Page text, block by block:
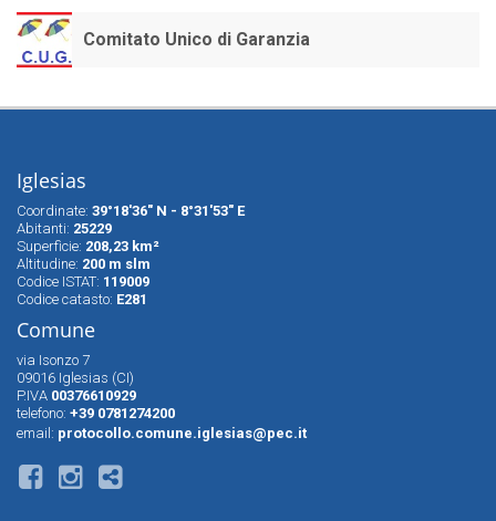
Comitato Unico di Garanzia
Iglesias
Coordinate: 39°18'36" N - 8°31'53" E
Abitanti: 25229
Superfìcie: 208,23 km²
Altitudine: 200 m slm
Codice ISTAT: 119009
Codice catasto: E281
Comune
via Isonzo 7
09016 Iglesias (CI)
P.IVA 00376610929
telefono: +39 0781274200
email: protocollo.comune.iglesias@pec.it